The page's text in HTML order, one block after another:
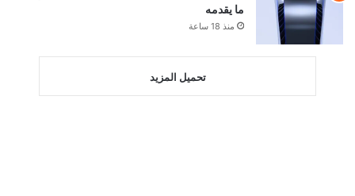
ما يقدمه
منذ 18 ساعة
تحميل المزيد